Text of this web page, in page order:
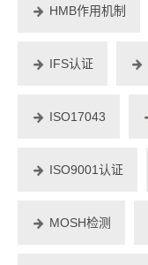
HMB作用机制
IFS认证
ISO17043
ISO9001认证
MOSH检测